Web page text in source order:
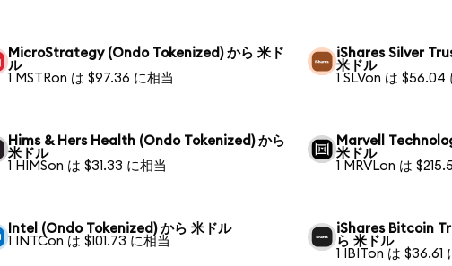
MicroStrategy (Ondo Tokenized) から 米ド
ル
1 MSTRon は $97.36 に相当
iShares Silver
米ドル
1 SLVon は $56.04
Hims & Hers Health (Ondo Tokenized) から
米ドル
1 HIMSon は $31.33 に相当
Marvell
米ドル
1 MRVLon は
Intel (Ondo Tokenized) から 米ドル
1 INTCon は $101.73 に相当
iShares Bitcoin
ら 米ドル
1 IBITon は $36.61